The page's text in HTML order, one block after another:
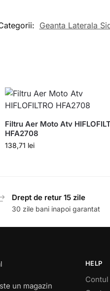
Geanta Laterala
Filtru Aer Moto Atv
HFA2708
138,71 lei
Drept de retur 15 zile
30 zile bani inapoi garantat
un magazin
HELP